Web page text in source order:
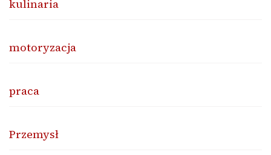
kulinaria
motoryzacja
praca
Przemysł